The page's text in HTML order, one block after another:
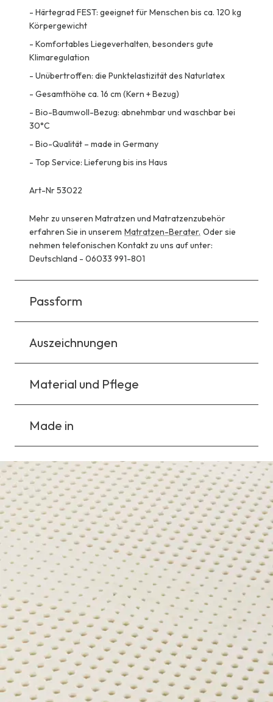
- Härtegrad FEST: geeignet für Menschen bis ca. 120 kg
Körpergewicht
- Komfortables Liegeverhalten, besonders gute
Klimaregulation
- Unübertroffen: die Punktelastizität des Naturlatex
- Gesamthöhe ca. 16 cm (Kern + Bezug)
- Bio-Baumwoll-Bezug: abnehmbar und waschbar bei
30°C
- Bio-Qualität – made in Germany
- Top Service: Lieferung bis ins Haus
Art-Nr 53022
Mehr zu unseren Matratzen und Matratzenzubehör
erfahren Sie in unserem Matratzen-Berater. Oder sie
nehmen telefonischen Kontakt zu uns auf unter:
Deutschland - 06033 991-801
Passform
Auszeichnungen
Material und Pflege
Made in